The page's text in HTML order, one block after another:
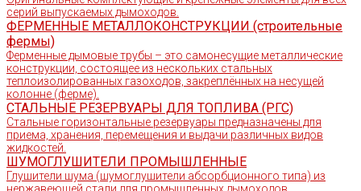
серий выпускаемых дымоходов.
ФЕРМЕННЫЕ МЕТАЛЛОКОНСТРУКЦИИ (строительные
фермы)
Ферменные дымовые трубы – это самонесущие металлические
конструкции, состоящее из нескольких стальных
теплоизолированных газоходов, закреплённых на несущей
колонне (ферме).
СТАЛЬНЫЕ РЕЗЕРВУАРЫ ДЛЯ ТОПЛИВА (РГС)
Стальные горизонтальные резервуары предназначены для
приема, хранения, перемещения и выдачи различных видов
жидкостей.
ШУМОГЛУШИТЕЛИ ПРОМЫШЛЕННЫЕ
Глушители шума (шумоглушители абсорбционного типа) из